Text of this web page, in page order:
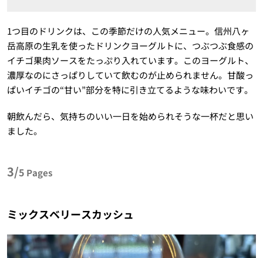
1つ目のドリンクは、この季節だけの人気メニュー。信州八ヶ
岳高原の生乳を使ったドリンクヨーグルトに、つぶつぶ食感の
イチゴ果肉ソースをたっぷり入れています。このヨーグルト、
濃厚なのにさっぱりしていて飲むのが止められません。甘酸っ
ぱいイチゴの“甘い”部分を特に引き立てるような味わいです。
朝飲んだら、気持ちのいい一日を始められそうな一杯だと思い
ました。
3/5 Pages
ミックスベリースカッシュ